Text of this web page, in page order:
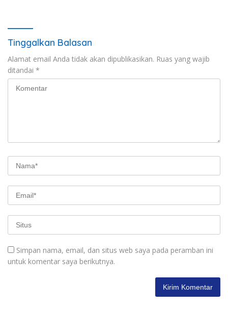
Tinggalkan Balasan
Alamat email Anda tidak akan dipublikasikan. Ruas yang wajib
ditandai *
Simpan nama, email, dan situs web saya pada peramban ini
untuk komentar saya berikutnya.